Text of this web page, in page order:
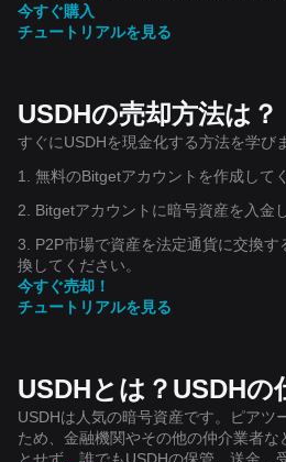
今すぐ購入
チュートリアルを見る
USDHの売却方法は？
すぐにUSDHを現金化する方法を学び
1. 無料のBitgetアカウントを作成して
2. Bitgetアカウントに暗号資産を入金
3. P2P市場で資産を法定通貨に交換
換してください。
今すぐ売却！
チュートリアルを見る
USDHとは？USDHの
USDHは人気の暗号資産です。ピアツ
ため、金融機関やその他の仲介業者
とせず、誰でもUSDHの保管、送金、